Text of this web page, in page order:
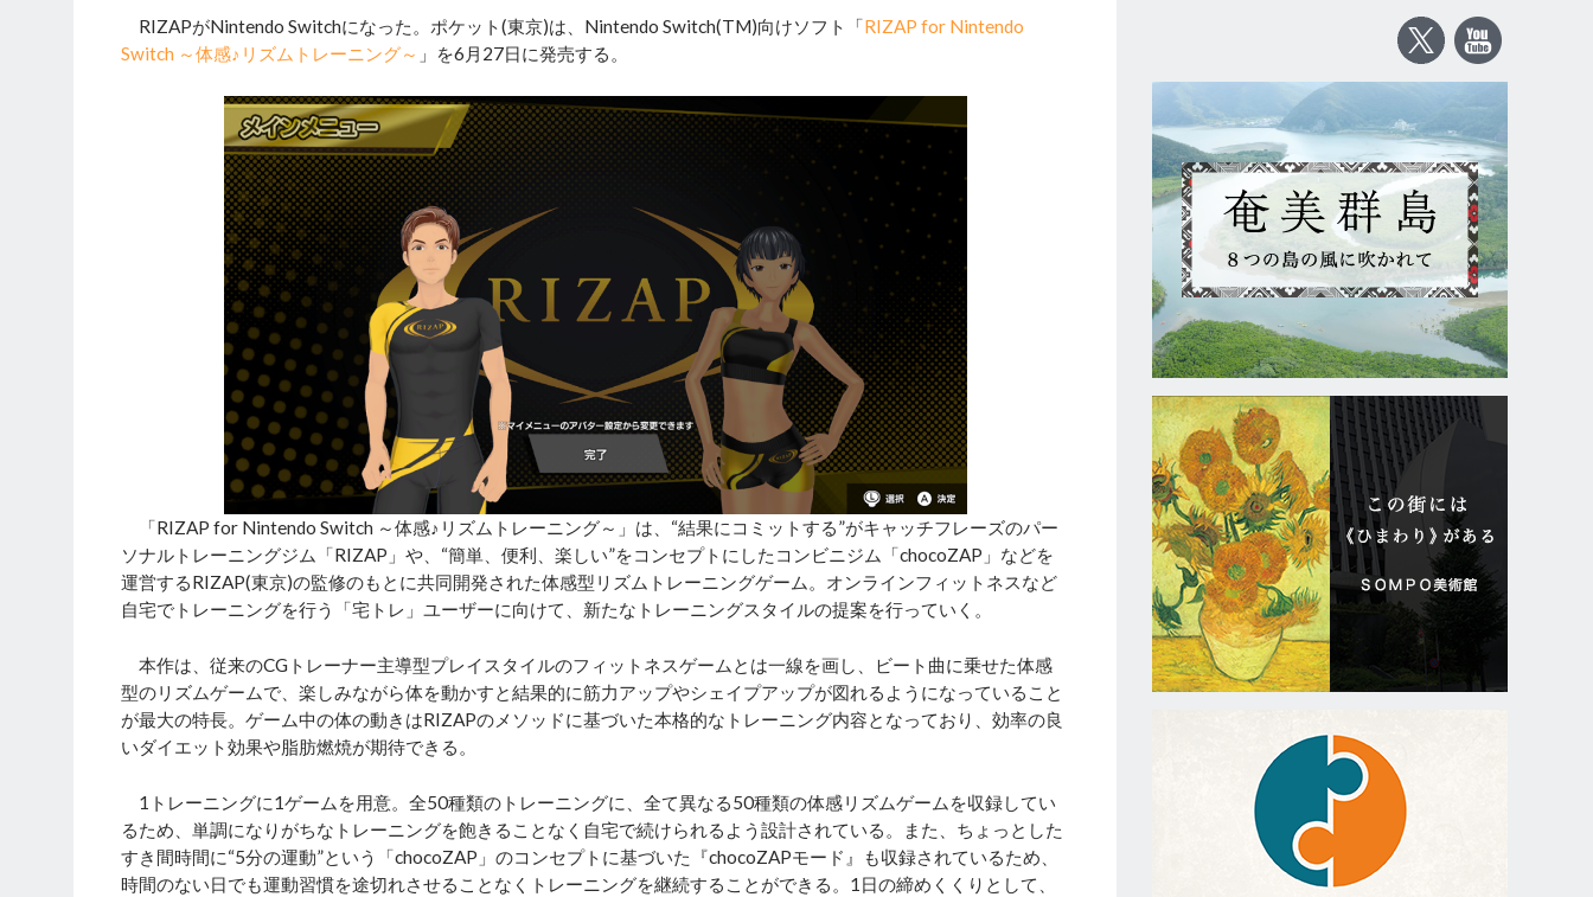
RIZAPがNintendo Switchになった。ポケット(東京)は、Nintendo Switch(TM)向けソフト「RIZAP for Nintendo
Switch ～体感♪リズムトレーニング～ 」を6月27日に発売する。
「RIZAP for Nintendo Switch ～体感♪リズムトレーニング～」は、“結果にコミットする”がキャッチフレーズのパー
ソナルトレーニングジム「RIZAP」や、“簡単、便利、楽しい”をコンセプトにしたコンビニジム「chocoZAP」などを
運営するRIZAP(東京)の監修のもとに共同開発された体感型リズムトレーニングゲーム。オンラインフィットネスなど
自宅でトレーニングを行う「宅トレ」ユーザーに向けて、新たなトレーニングスタイルの提案を行っていく。
本作は、従来のCGトレーナー主導型プレイスタイルのフィットネスゲームとは一線を画し、ビート曲に乗せた体感
型のリズムゲームで、楽しみながら体を動かすと結果的に筋力アップやシェイプアップが図れるようになっていること
が最大の特長。ゲーム中の体の動きはRIZAPのメソッドに基づいた本格的なトレーニング内容となっており、効率の良
いダイエット効果や脂肪燃焼が期待できる。
1トレーニングに1ゲームを用意。全50種類のトレーニングに、全て異なる50種類の体感リズムゲームを収録してい
るため、単調になりがちなトレーニングを飽きることなく自宅で続けられるよう設計されている。また、ちょっとした
すき間時間に“5分の運動”という「chocoZAP」のコンセプトに基づいた『chocoZAPモード』も収録されているため、
時間のない日でも運動習慣を途切れさせることなくトレーニングを継続することができる。1日の締めくくりとして、